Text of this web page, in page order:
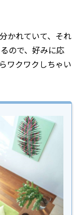
かれていて、それ
ので、好みに応
ワクワクしちゃい